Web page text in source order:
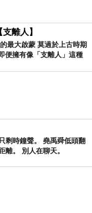
離人】
最大啟蒙 莫過於上古時期
便擁有像「支離人」這種
未必讀
剩時鐘聲。 堯禹舜低頭翻
離。 別人在聊天。